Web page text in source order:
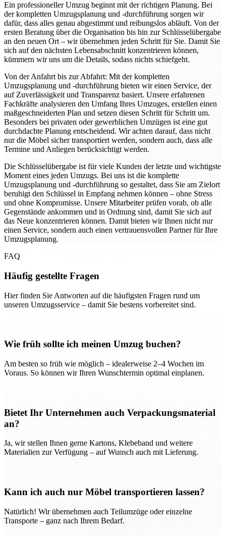
Ein professioneller Umzug beginnt mit der richtigen Planung. Bei
der kompletten Umzugsplanung und -durchführung sorgen wir
dafür, dass alles genau abgestimmt und reibungslos abläuft. Von der
ersten Beratung über die Organisation bis hin zur Schlüsselübergabe
an den neuen Ort – wir übernehmen jeden Schritt für Sie. Damit Sie
sich auf den nächsten Lebensabschnitt konzentrieren können,
kümmern wir uns um die Details, sodass nichts schiefgeht.
Von der Anfahrt bis zur Abfahrt: Mit der kompletten
Umzugsplanung und -durchführung bieten wir einen Service, der
auf Zuverlässigkeit und Transparenz basiert. Unsere erfahrenen
Fachkräfte analysieren den Umfang Ihres Umzuges, erstellen einen
maßgeschneiderten Plan und setzen diesen Schritt für Schritt um.
Besonders bei privaten oder gewerblichen Umzügen ist eine gut
durchdachte Planung entscheidend. Wir achten darauf, dass nicht
nur die Möbel sicher transportiert werden, sondern auch, dass alle
Termine und Anliegen berücksichtigt werden.
Die Schlüsselübergabe ist für viele Kunden der letzte und wichtigste
Moment eines jeden Umzugs. Bei uns ist die komplette
Umzugsplanung und -durchführung so gestaltet, dass Sie am Zielort
beruhigt den Schlüssel in Empfang nehmen können – ohne Stress
und ohne Kompromisse. Unsere Mitarbeiter prüfen vorab, ob alle
Gegenstände ankommen und in Ordnung sind, damit Sie sich auf
das Neue konzentrieren können. Damit bieten wir Ihnen nicht nur
einen Service, sondern auch einen vertrauensvollen Partner für Ihre
Umzugsplanung.
FAQ
Häufig gestellte Fragen
Hier finden Sie Antworten auf die häufigsten Fragen rund um
unseren Umzugsservice – damit Sie bestens vorbereitet sind.
Wie früh sollte ich meinen Umzug buchen?
Am besten so früh wie möglich – idealerweise 2–4 Wochen im
Voraus. So können wir Ihren Wunschtermin optimal einplanen.
Bietet Ihr Unternehmen auch Verpackungsmaterial
an?
Ja, wir stellen Ihnen gerne Kartons, Klebeband und weitere
Materialien zur Verfügung – auf Wunsch auch mit Lieferung.
Kann ich auch nur Möbel transportieren lassen?
Natürlich! Wir übernehmen auch Teilumzüge oder einzelne
Transporte – ganz nach Ihrem Bedarf.